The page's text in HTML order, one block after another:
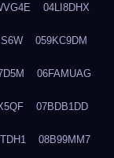
04LI8DHX
059KC9DM
06FAMUAG
07BDB1DD
08B99MM7